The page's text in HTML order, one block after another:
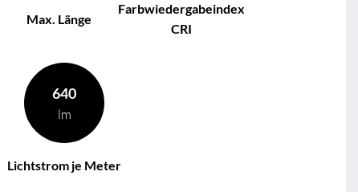
Max. Länge
Farbwiedergabeindex
CRI
640
lm
Lichtstrom je Meter